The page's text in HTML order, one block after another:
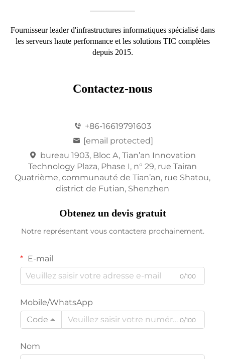
Fournisseur leader d'infrastructures informatiques spécialisé dans
les serveurs haute performance et les solutions TIC complètes
depuis 2015.
Contactez-nous
+86-16619791603
[email protected]
bureau 1903, Bloc A, Tian’an Innovation
Technology Plaza, Phase I, n° 29, rue Tairan
Quatrième, communauté de Tian’an, rue Shatou,
district de Futian, Shenzhen
Obtenez un devis gratuit
Notre représentant vous contactera prochainement.
E-mail
0/100
Mobile/WhatsApp
Code
0/100
Nom